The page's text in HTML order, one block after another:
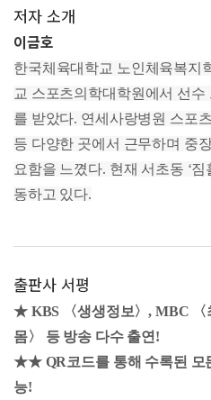
10. 발목 스트레칭 : 발목 돌리기
11. 팔꿈치 스트레칭 : 팔꿈치 당
12. 손목 스트레칭 : 손목 돌리기
13. 전신 스트레칭 : 피겨 에잇
Q & A. 달리기와 무릎
Part 3. 집에서 하는 맨몸 운동 5
01. 집이 곧 최고의 운동장
02. 숨쉬기 운동
03. 기본 스트레칭 : 준비 운동,
06. 앉아서 하는 하체 운동 : 무
08. 앉아서 하는 수건 운동 : 만
09. 앉아서 하는 수건 운동 : 몸
10. 서서 하는 상체 운동 : 옆으로
11. 서서 하는 상체 운동 : 옆으로
12. 서서 하는 상체 운동 : 노 젓
13. 서서 하는 하체 운동 : 제기차
은퇴 전후, 자녀를 독립시킨 세
건강의 관점에서 보면, 근력,
등의 기능이 저하되기 시작하
로 전환되는 시점이라고 할 수
터 누구나 ‘시니어 운동’의 대
6쪽_들어가는 말
요즘 “근육 부자가 노년 부자다
요? 근육은 사람의 배터리라
기본적인 일상생활이 힘들 뿐
방 피곤하거나 지치게 됩니다.
동을 하면 용량이 커집니다. 흔
고 오해하기 쉽지만 근육을 강
을 물리칠 힘을 만듭니다. 근육
저자 소개
이금호
한국체육대학교 노인체육복지
교 스포츠의학대학원에서 선수
를 받았다. 연세사랑병원 스포
등 다양한 곳에서 근무하며 중
요함을 느꼈다. 현재 서초동 ‘
동하고 있다.
유튜브에서 ‘4060 시니어 운동
고 있으며, EBS 〈귀하신 몸〉,
연해 시니어에게 꼭 필요한 실
에도 다양한 공공기관과 기업
장 지도자로 활약 중이다.
저자는 보디빌딩 대회 1위 3회,
주 등 스스로 ‘움직이는 인생’
출판사 서평
★ KBS 〈생생정보〉, MBC 〈
몸〉 등 방송 다수 출연!
★★ QR코드를 통해 수록된 모
능!